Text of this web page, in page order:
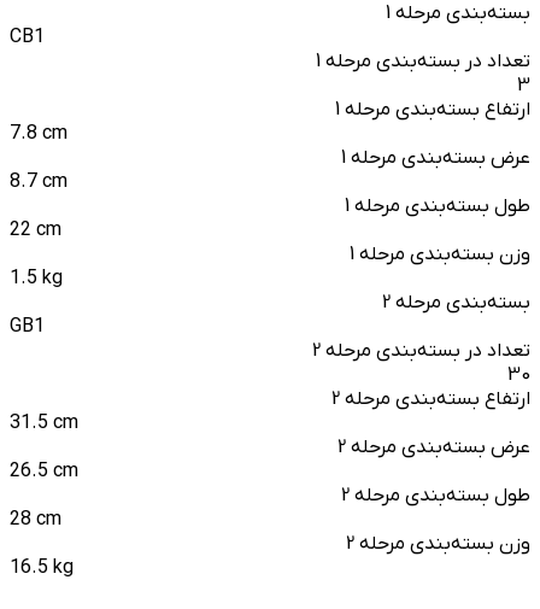
بسته‌بندی مرحله 1
CB1
تعداد در بسته‌بندی مرحله 1
3
ارتفاع بسته‌بندی مرحله 1
7.8 cm
عرض بسته‌بندی مرحله 1
8.7 cm
طول بسته‌بندی مرحله 1
22 cm
وزن بسته‌بندی مرحله 1
1.5 kg
بسته‌بندی مرحله 2
GB1
تعداد در بسته‌بندی مرحله 2
30
ارتفاع بسته‌بندی مرحله 2
31.5 cm
عرض بسته‌بندی مرحله 2
26.5 cm
طول بسته‌بندی مرحله 2
28 cm
وزن بسته‌بندی مرحله 2
16.5 kg